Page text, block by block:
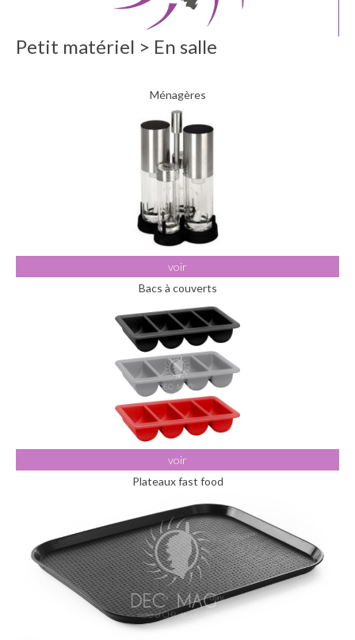
Petit matériel > En salle
Ménagères
voir
Bacs à couverts
voir
Plateaux fast food